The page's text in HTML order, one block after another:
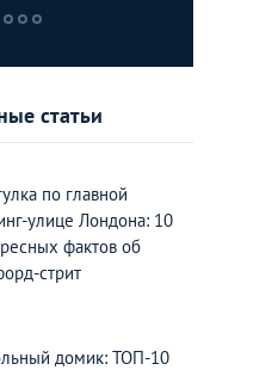
статьи
по главной
улице Лондона: 10
фактов об
стрит
домик: ТОП-10